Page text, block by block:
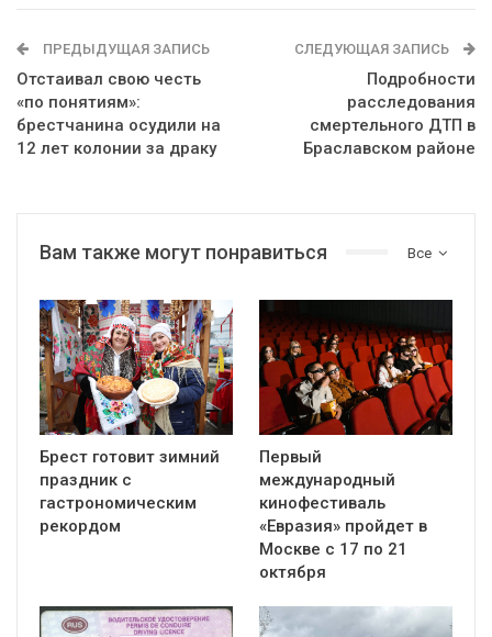
ПРЕДЫДУЩАЯ ЗАПИСЬ
Отстаивал свою честь
«по понятиям»:
брестчанина осудили на
12 лет колонии за драку
СЛЕДУЮЩАЯ ЗАПИСЬ
Подробности
расследования
смертельного ДТП в
Браславском районе
Все
Вам также могут понравиться
Брест готовит зимний
праздник с
гастрономическим
рекордом
Первый
международный
кинофестиваль
«Евразия» пройдет в
Москве с 17 по 21
октября